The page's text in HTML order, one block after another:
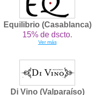
Equilibrio (Casablanca)
15% de dscto.
Ver más
Di Vino (Valparaíso)